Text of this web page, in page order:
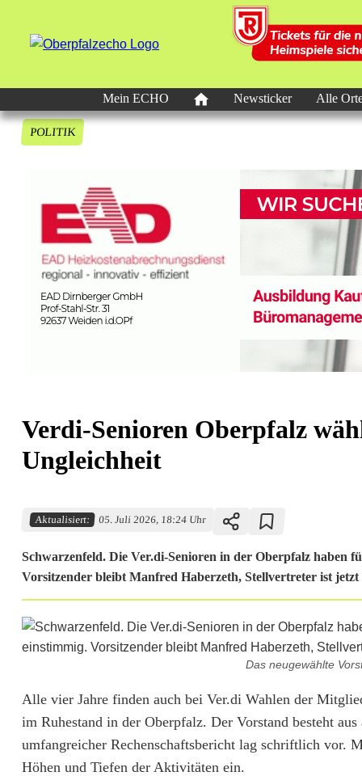
Mein ECHO Newsticker Alle
POLITIK
Verdi-Senioren Oberpfalz
Ungleichheit
Aktualisiert: 05. Juli 2026, 18:24 Uhr
Schwarzenfeld. Die Ver.di-Senioren in der Oberpfalz haben
Vorsitzender bleibt Manfred Haberzeth, Stellvertreter ist
Das neugewählte
V
e
r
Alle vier Jahre finden auch bei Ver.di Wahlen der
im Ruhestand in der Oberpfalz. Der Vorstand besteht
umfangreicher Rechenschaftsbericht lag schriftlich vor.
Höhen und Tiefen der Aktivitäten ein.